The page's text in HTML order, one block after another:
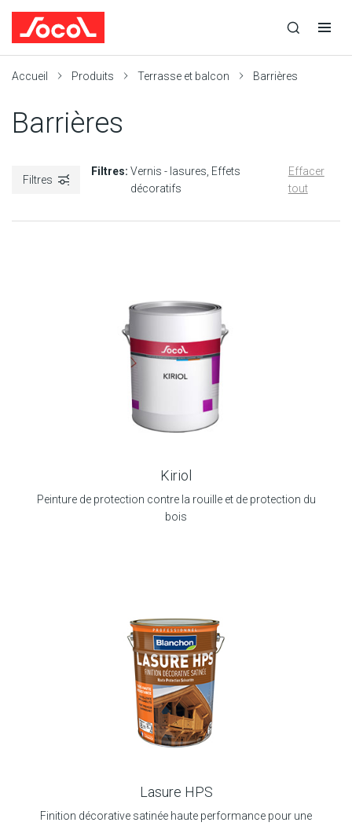
recherche
recherche
navigation
Accueil Produits Terrasse et balcon Barrières
Barrières
Filtres
Filtres:Vernis - lasures Effets
décoratifs
Effacer
tout
Kiriol
Peinture de protection contre la rouille et de protection du
bois
Lasure HPS
Finition décorative satinée haute performance pour une